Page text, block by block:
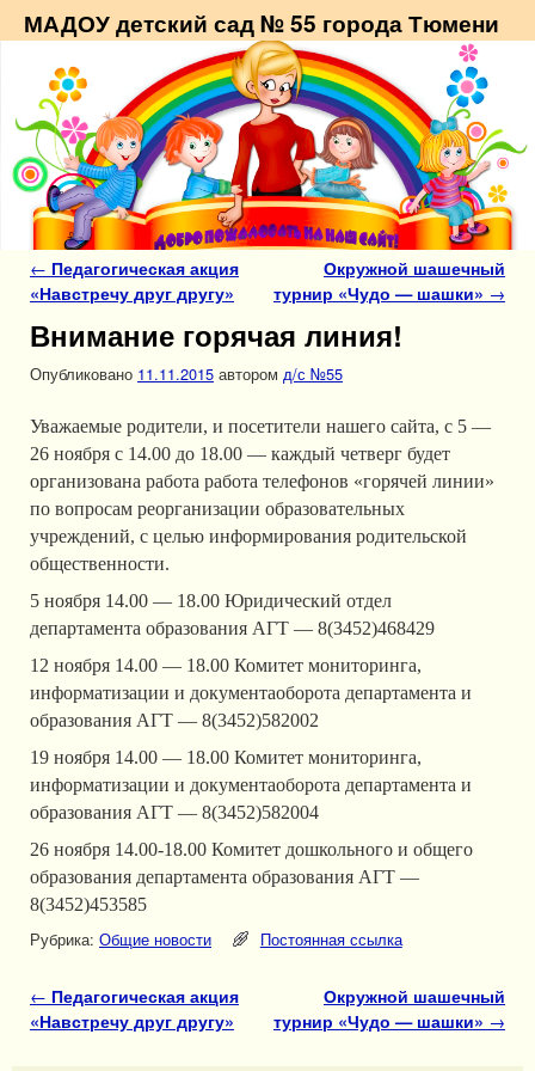
МАДОУ детский сад № 55 города Тюмени
Навигация по записям
← Педагогическая акция
«Навстречу друг другу»
Окружной шашечный
турнир «Чудо — шашки» →
Внимание горячая линия!
Опубликовано 11.11.2015 автором д/с №55
Уважаемые родители, и посетители нашего сайта, с 5 —
26 ноября с 14.00 до 18.00 — каждый четверг будет
организована работа работа телефонов «горячей линии»
по вопросам реорганизации образовательных
учреждений, с целью информирования родительской
общественности.
5 ноября 14.00 — 18.00 Юридический отдел
департамента образования АГТ — 8(3452)468429
12 ноября 14.00 — 18.00 Комитет мониторинга,
информатизации и документаоборота департамента и
образования АГТ — 8(3452)582002
19 ноября 14.00 — 18.00 Комитет мониторинга,
информатизации и документаоборота департамента и
образования АГТ — 8(3452)582004
26 ноября 14.00-18.00 Комитет дошкольного и общего
образования департамента образования АГТ —
8(3452)453585
Рубрика: Общие новости Постоянная ссылка
Навигация по записям
← Педагогическая акция
«Навстречу друг другу»
Окружной шашечный
турнир «Чудо — шашки» →